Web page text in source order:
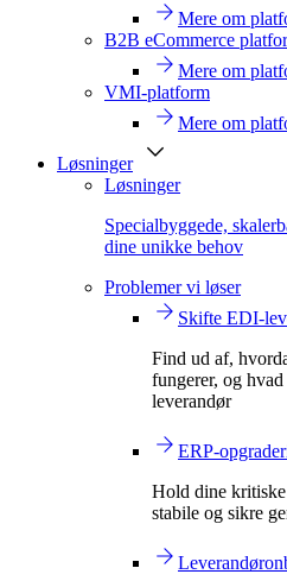
Mere om
B2B eCommerce
Mere om
VMI-platform
Mere om
Løsninger
Løsninger
Specialbyggede,
dine unikke behov
Problemer vi løser
Skifte EDI-
Find ud af,
fungerer, og
leverandør
ERP-
Hold dine
stabile og sikre